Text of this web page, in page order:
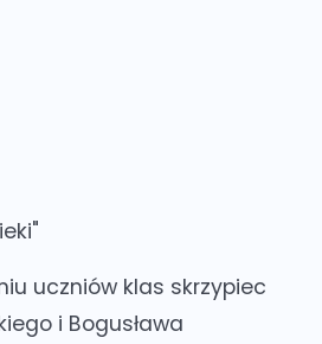
uczniów klas skrzypiec
i Bogusława